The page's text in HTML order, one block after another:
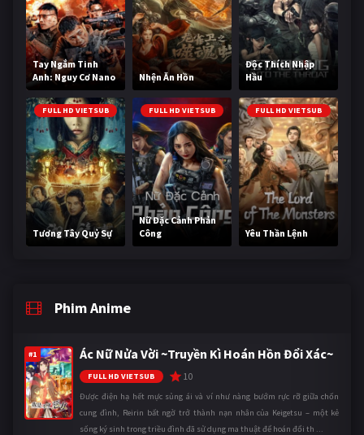
Tay Ngắm Tinh
Anh: Nguy Cơ Nano
Nhện Ăn Hồn
Độc Thích Nhập
Hầu
FULL HD VIETSUB
Tương Tây Quỷ Sự
FULL HD VIETSUB
Nữ Đặc Cảnh Phản
Công
FULL HD VIETSUB
Yêu Thần Lệnh
Phim Anime
#1 Ác Nữ Nửa Vời ~Truyền Kì Hoán Hồn Đổi Xác~
FULL HD VIETSUB 10
Được điện hạ hết mực sủng ái và ví như nàng bướm rực rỡ giữa chốn
cung đình, Reirin bất ngờ trở thành nạn nhân của Keigetsu – một kẻ
sống ký sinh trong triều đình đã sử dụng ma thuật để hoán đổi th ...